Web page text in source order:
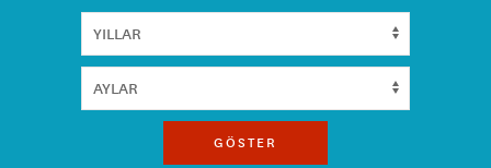
GÖSTER